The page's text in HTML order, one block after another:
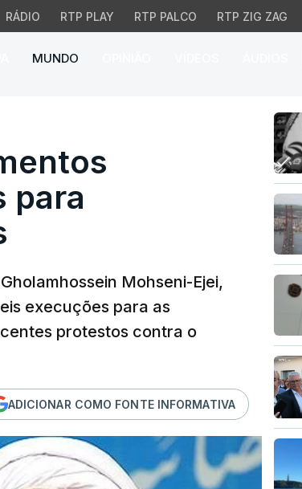
RÁDIO RTP PLAY RTP PALCO RTP ZIG ZAG
MUNDO
sumários e
para
Mohseni-Ejei,
execuções para as
protestos contra o
ADICIONAR COMO FONTE INFORMATIVA